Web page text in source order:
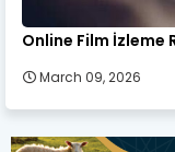
Online Film İzleme
March 09, 2026